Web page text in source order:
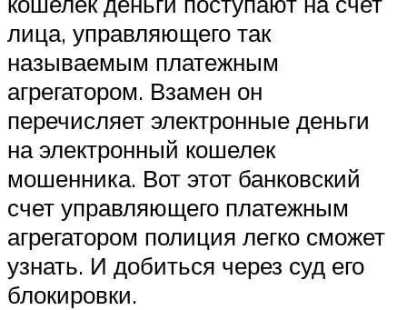
лица, управляющего так
называемым платежным
агрегатором. Взамен он
перечисляет электронные деньги
на электронный кошелек
мошенника. Вот этот банковский
счет управляющего платежным
агрегатором полиция легко сможет
узнать. И добиться через суд его
блокировки.